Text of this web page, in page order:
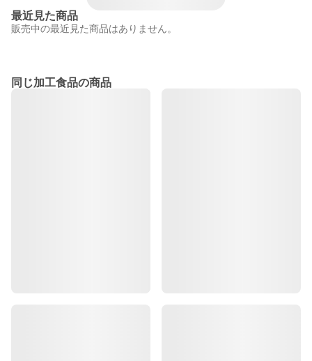
最近見た商品
販売中の最近見た商品はありません。
同じ加工食品の商品